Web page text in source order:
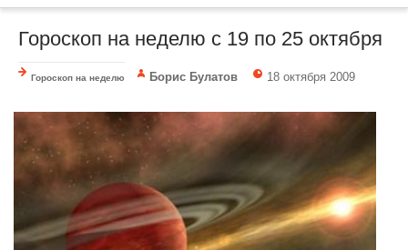
Гороскоп на неделю с 19 по 25 октября
Гороскоп на неделю Борис Булатов 18 октября 2009